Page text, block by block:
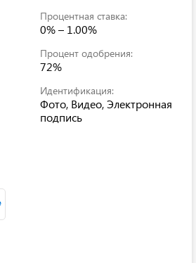
Процентная ставка:
0% – 1.00%
Процент одобрения:
72%
Идентификация:
Фото, Видео, Электронная
подпись